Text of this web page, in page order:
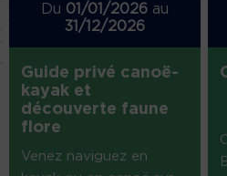
Du 01/01/2026au
31/12/2026
Guide privé canoë-
kayak et
découverte faune
flore
Venez naviguez en